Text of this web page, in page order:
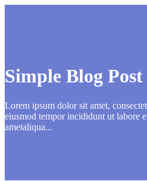
Simple Blog
Lorem ipsum dolor sit amet,
eiusmod tempor incididunt ut labore
ametaliqua...